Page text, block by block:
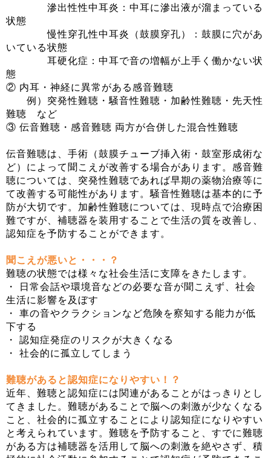
滲出性性中耳炎：中耳に滲出液が溜まっている
状態
慢性穿孔性中耳炎（鼓膜穿孔）：鼓膜に穴があ
いている状態
耳硬化症：中耳で音の増幅が上手く働かない状
態
② 内耳・神経に異常がある感音難聴
例）突発性難聴・騒音性難聴・加齢性難聴・先天性
難聴 など
③ 伝音難聴・感音難聴 両方が合併した混合性難聴
伝音難聴は、手術（鼓膜チューブ挿入術・鼓室形成術な
ど）によって聞こえが改善する場合があります。感音難
聴については、突発性難聴であれば早期の薬物治療等に
て改善する可能性があります。騒音性難聴は基本的に予
防が大切です。加齢性難聴については、現時点で治療困
難ですが、補聴器を装用することで生活の質を改善し、
認知症を予防することができます。
聞こえが悪いと・・・？
難聴の状態では様々な社会生活に支障をきたします。
・ 日常会話や環境音などの必要な音が聞こえず、社会
生活に影響を及ぼす
・ 車の音やクラクションなど危険を察知する能力が低
下する
・ 認知症発症のリスクが大きくなる
・ 社会的に孤立してしまう
難聴があると認知症になりやすい！？
近年、難聴と認知症には関連があることがはっきりとし
てきました。難聴があることで脳への刺激が少なくなる
こと、社会的に孤立することにより認知症になりやすい
と考えられています。難聴を予防すること、すでに難聴
がある方は補聴器を活用して脳への刺激を絶やさず、積